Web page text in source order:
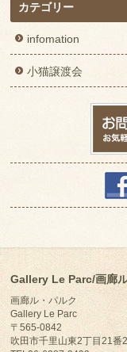
カテゴリー
infomation
小猫譲渡会
Gallery Le Parc/画廊
画廊ル・パルク
Gallery Le Parc
〒565-0842
吹田市千里山東2丁目21番